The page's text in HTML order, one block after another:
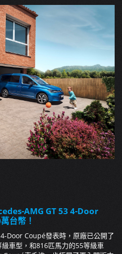
AMG GT 53 4-Door
台幣！
Door Coupé發表時，原廠已公開了
車型，和816匹馬力的55等級車